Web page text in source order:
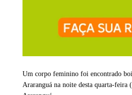
Um corpo feminino foi encontrado
Araranguá na noite desta quarta-feira